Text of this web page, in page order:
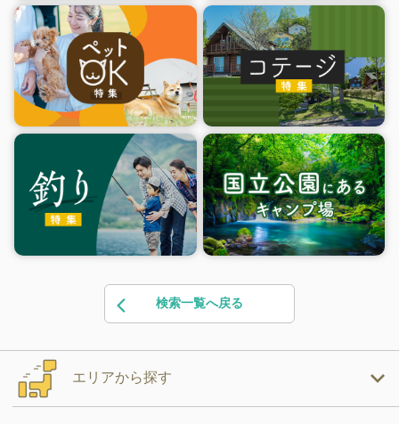
検索一覧へ戻る
エリアから探す